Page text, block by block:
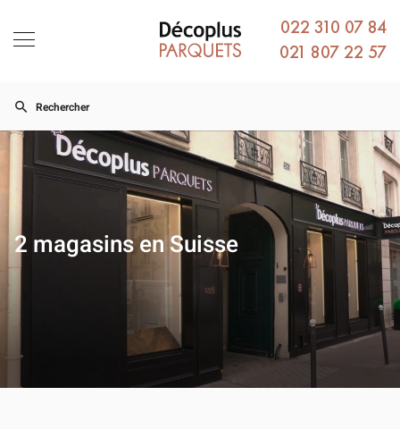
022 310 07 84
021 807 22 57
Rechercher
2 magasinsen Suisse